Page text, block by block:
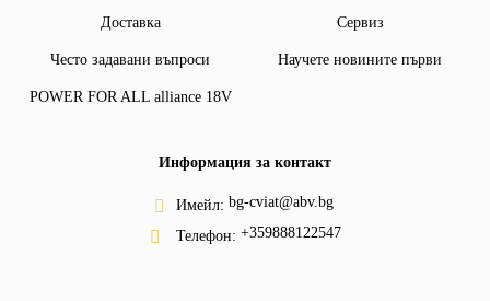
Доставка Сервиз
Често задавани въпроси Научете новините първи
POWER FOR ALL alliance 18V
Информация за контакт
Имейл: bg-cviat@abv.bg
Телефон: +359888122547